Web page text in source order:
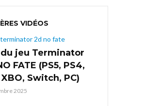
VIDÉOS
jeu Terminator
FATE (PS5, PS4,
XBO, Switch, PC)
2025